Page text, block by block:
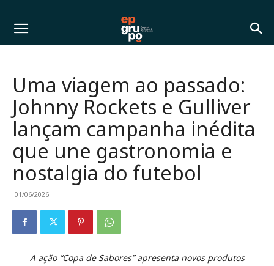
Uma viagem ao passado:
Johnny Rockets e Gulliver
lançam campanha inédita
que une gastronomia e
nostalgia do futebol
01/06/2026
A ação “Copa de Sabores” apresenta novos produtos